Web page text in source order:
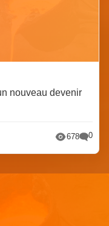
nouveau devenir
678 0